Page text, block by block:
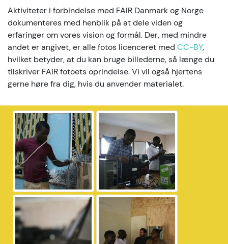
Aktiviteter i forbindelse med FAIR Danmark og Norge
dokumenteres med henblik på at dele viden og
erfaringer om vores vision og formål. Der, med mindre
andet er angivet, er alle fotos licenceret med CC-BY,
hvilket betyder, at du kan bruge billederne, så længe du
tilskriver FAIR fotoets oprindelse. Vi vil også hjertens
gerne høre fra dig, hvis du anvender materialet.